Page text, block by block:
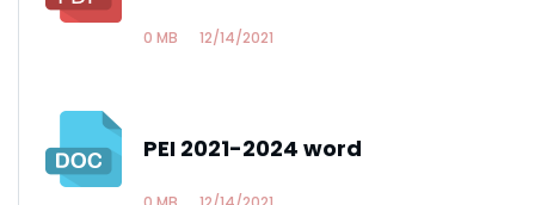
0 MB 12/14/2021
PEI 2021-2024 word